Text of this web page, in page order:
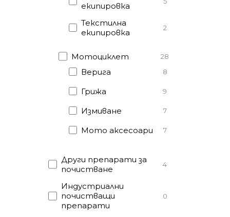
екипировка
Текстилна
екипировка
2
Мотоциклет 28
Верига 8
Грижа 9
Измиване 7
Мото аксесоари 7
Други препарати за
почистване
4
Индустриални
почистващи
препарати
0